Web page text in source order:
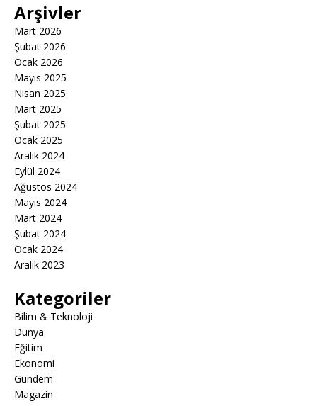
Arşivler
Mart 2026
Şubat 2026
Ocak 2026
Mayıs 2025
Nisan 2025
Mart 2025
Şubat 2025
Ocak 2025
Aralık 2024
Eylül 2024
Ağustos 2024
Mayıs 2024
Mart 2024
Şubat 2024
Ocak 2024
Aralık 2023
Kategoriler
Bilim & Teknoloji
Dünya
Eğitim
Ekonomi
Gündem
Magazin